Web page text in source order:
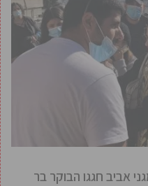
עולים מגני אביב חגגו הבוקר בר